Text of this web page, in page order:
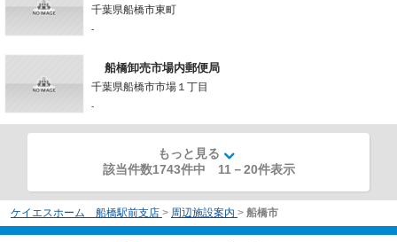
千葉県船橋市東町
-
船橋卸売市場内郵便局
千葉県船橋市市場１丁目
-
もっと見る
該当件数1743件中 11 －20件表示
ケイエスホーム 船橋駅前支店 > 周辺施設案内 > 船橋市